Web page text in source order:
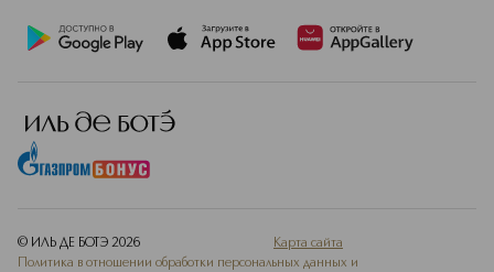
© ИЛЬ ДЕ БОТЭ 2026
Карта сайта
Политика в отношении обработки персональных данных и